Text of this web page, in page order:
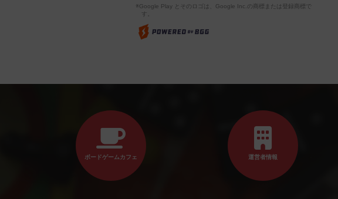
※Google Play とそのロゴは、Google Inc.の商標または登録商標で
す。
ボードゲームカフェ 運営者情報